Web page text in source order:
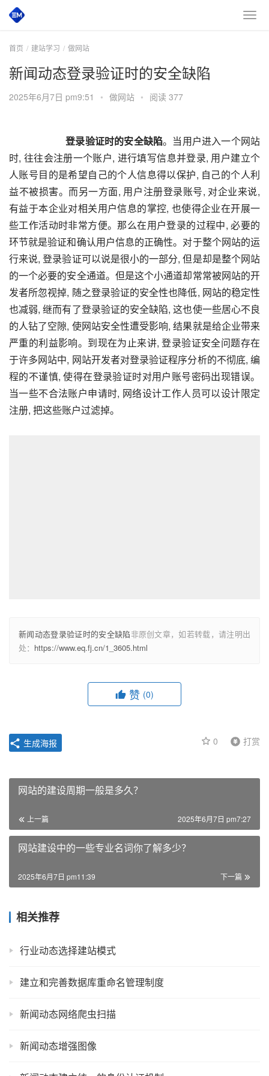
首页 建站学习 做网站
新闻动态登录验证时的安全缺陷
2025年6月7日 pm9:51 • 做网站 • 阅读 377
登录验证时的安全缺陷。当用户进入一个网站
时, 往往会注册一个账户, 进行填写信息并登录, 用户建立个
人账号目的是希望自己的个人信息得以保护, 自己的个人利
益不被损害。而另一方面, 用户注册登录账号, 对企业来说,
有益于本企业对相关用户信息的掌控, 也使得企业在开展一
些工作活动时非常方便。那么在用户登录的过程中, 必要的
环节就是验证和确认用户信息的正确性。对于整个网站的运
行来说, 登录验证可以说是很小的一部分, 但是却是整个网站
的一个必要的安全通道。但是这个小通道却常常被网站的开
发者所忽视掉, 随之登录验证的安全性也降低, 网站的稳定性
也减弱, 继而有了登录验证的安全缺陷, 这也使一些居心不良
的人钻了空隙, 使网站安全性遭受影响, 结果就是给企业带来
严重的利益影响。到现在为止来讲, 登录验证安全问题存在
于许多网站中, 网站开发者对登录验证程序分析的不彻底, 编
程的不谨慎, 使得在登录验证时对用户账号密码出现错误。
当一些不合法账户申请时, 网络设计工作人员可以设计限定
注册, 把这些账户过滤掉。
新闻动态登录验证时的安全缺陷非原创文章，如若转载，请注明出
处： https://www.eq.fj.cn/1_3605.html
赞 (0)
0 打赏
生成海报
网站的建设周期一般是多久？
上一篇 2025年6月7日 pm7:27
网站建设中的一些专业名词你了解多少？
下一篇
2025年6月7日 pm11:39
相关推荐
行业动态选择建站模式
建立和完善数据库重命名管理制度
新闻动态网络爬虫扫描
新闻动态增强图像